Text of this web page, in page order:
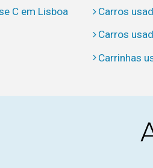
C em Lisboa Carros
Carros
Carrinhas